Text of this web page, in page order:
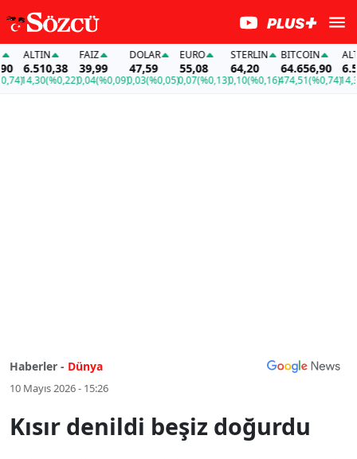
ALTIN
6.510,38
14,30(%0,22)
FAİZ
39,99
0,04(%0,09)
DOLAR
47,59
0,03(%0,05)
EURO
55,08
0,07(%0,13)
STERLIN
64,20
0,10(%0,16)
BITCOIN
64.656,90
474,51(%0,74)
ALTIN
14,30
Haberler - Dünya
10 Mayıs 2026 - 15:26
Kısır denildi beşiz doğurdu